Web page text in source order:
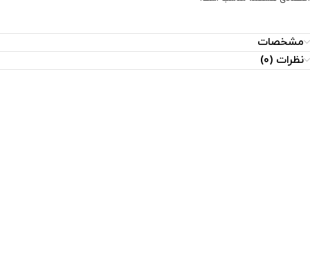
مشخصات
نظرات (0)